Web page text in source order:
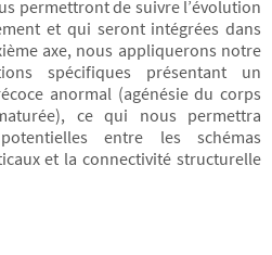
permettront de suivre l’évolution
et qui seront intégrées dans
axe, nous appliquerons notre
spécifiques présentant un
anormal (agénésie du corps
ce qui nous permettra
entre les schémas
et la connectivité structurelle